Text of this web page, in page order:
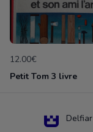
12.00€
Petit Tom 3 livre
Delfiar